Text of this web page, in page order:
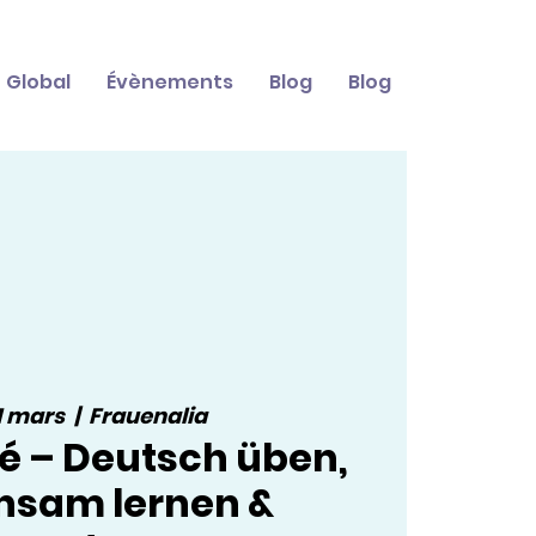
Global Évènements Blog Blog
mars
  |
Frauenalia
– Deutsch üben,
lernen &